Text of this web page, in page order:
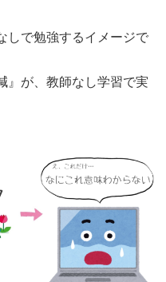
しで勉強するイメージで
』が、教師なし学習で実